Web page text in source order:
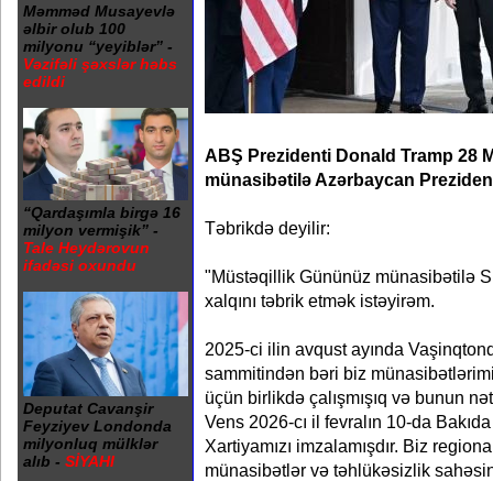
Məmməd Musayevlə
əlbir olub 100
milyonu “yeyiblər” -
Vəzifəli şəxslər həbs
edildi
“Qardaşımla birgə 16
milyon vermişik” -
Tale Heydərovun
ifadəsi oxundu
Deputat Cavanşir
Feyziyev Londonda
milyonluq mülklər
alıb - SİYAHI
ABŞ Prezidenti Donald Tramp 28
münasibətilə Azərbaycan
Təbrikdə deyilir:
"Müstəqillik Gününüz münasibətilə
xalqını təbrik etmək istəyirəm.
2025-ci ilin avqust ayında
sammitindən bəri biz
üçün birlikdə çalışmışıq və bunun
Vens 2026-cı il fevralın 10-da
Xartiyamızı imzalamışdır. Biz
münasibətlər və təhlükəsizlik